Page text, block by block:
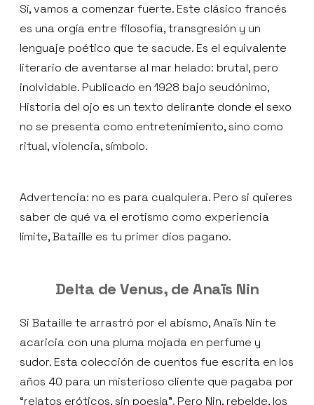
Sí, vamos a comenzar fuerte. Este clásico francés
es una orgía entre filosofía, transgresión y un
lenguaje poético que te sacude. Es el equivalente
literario de aventarse al mar helado: brutal, pero
inolvidable. Publicado en 1928 bajo seudónimo,
Historia del ojo es un texto delirante donde el sexo
no se presenta como entretenimiento, sino como
ritual, violencia, símbolo.
Advertencia: no es para cualquiera. Pero si quieres
saber de qué va el erotismo como experiencia
límite, Bataille es tu primer dios pagano.
Delta de Venus, de Anaïs Nin
Si Bataille te arrastró por el abismo, Anaïs Nin te
acaricia con una pluma mojada en perfume y
sudor. Esta colección de cuentos fue escrita en los
años 40 para un misterioso cliente que pagaba por
“relatos eróticos, sin poesía”. Pero Nin, rebelde, los